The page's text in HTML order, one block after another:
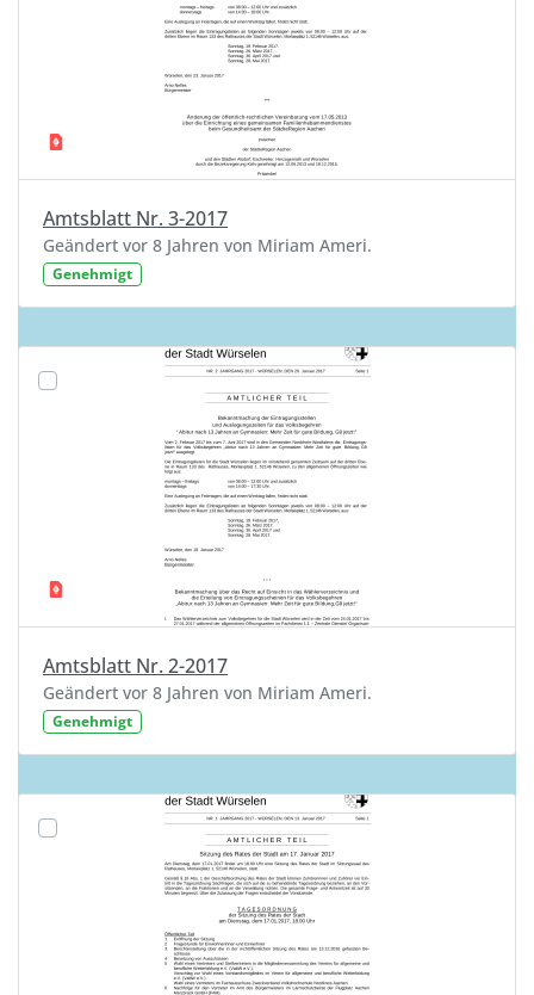
Amtsblatt Nr. 3-2017
Geändert vor 8 Jahren von Miriam Ameri.
Genehmigt
Amtsblatt Nr. 2-2017
Geändert vor 8 Jahren von Miriam Ameri.
Genehmigt